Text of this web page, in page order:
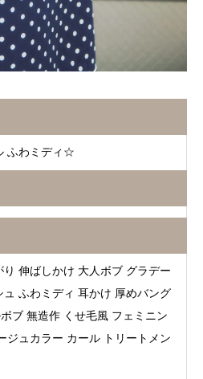
ふわミディ☆
伸ばしかけ 大人ボブ グラデー
ふわミディ 耳かけ 厚めバング
ブ 無造作 くせ毛風 フェミニン
ジュカラー カール トリートメン